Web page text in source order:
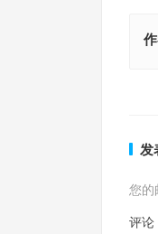
发
您的
评论